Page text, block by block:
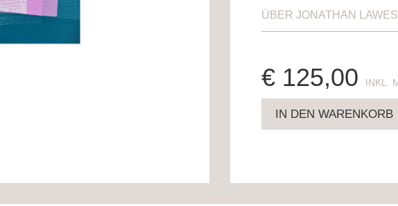
ÜBER JONATHAN LAWES
€ 125,00
IN DEN WARENKORB